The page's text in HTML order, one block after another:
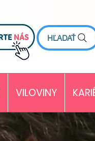
HĽADAŤ
VILOVINY